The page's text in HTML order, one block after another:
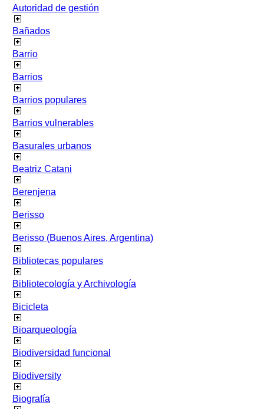
Autoridad de gestión
Bañados
Barrio
Barrios
Barrios populares
Barrios vulnerables
Basurales urbanos
Beatriz Catani
Berenjena
Berisso
Berisso (Buenos Aires, Argentina)
Bibliotecas populares
Bibliotecología y Archivología
Bicicleta
Bioarqueología
Biodiversidad funcional
Biodiversity
Biografía